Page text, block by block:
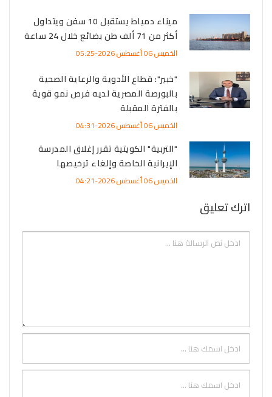
ميناء دمياط يستقبل 10 سفن ويتداول
أكثر من 71 ألف طن بضائع خلال 24 ساعة
الخميس 06 أغسطس 2026-05:25
"خبير": قطاع الأدوية والرعاية الصحية
بالبورصة المصرية لديه فرص نمو قوية
بالفترة المقبلة
الخميس 06 أغسطس 2026-04:31
"التربية" الكويتية تقرر إغلاق المدرسة
الإيرانية الخاصة وإلغاء ترخيصها
الخميس 06 أغسطس 2026-04:21
اترك تعليق